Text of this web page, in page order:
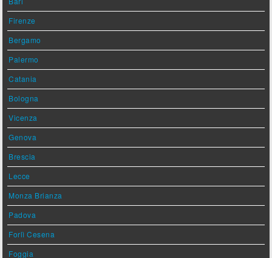
Firenze
Bergamo
Palermo
Catania
Bologna
Vicenza
Genova
Brescia
Lecce
Monza Brianza
Padova
Forlì Cesena
Foggia